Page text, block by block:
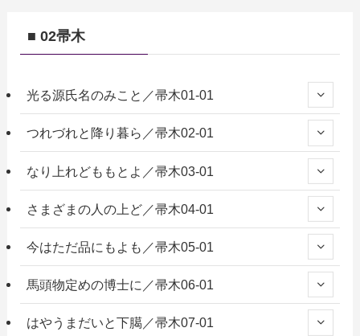
■ 02帚木
光る源氏名のみこと／帚木01-01
つれづれと降り暮ら／帚木02-01
なり上れどももとよ／帚木03-01
さまざまの人の上ど／帚木04-01
今はただ品にもよも／帚木05-01
馬頭物定めの博士に／帚木06-01
はやうまだいと下臈／帚木07-01